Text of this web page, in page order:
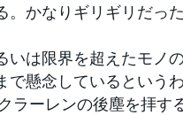
。かなりギリギリだっ
いは限界を超えたモノ
懸念しているという
ラーレンの後塵を拝す